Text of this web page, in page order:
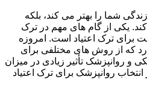
شما را بهتر می کند، بلکه
یکی از گام های مهم در ترک
برای ترک اعتیاد است. امروزه
که از روش های مختلفی برای
و روانپزشک تأثیر زیادی در میزان
روانپزشک برای ترک اعتیاد